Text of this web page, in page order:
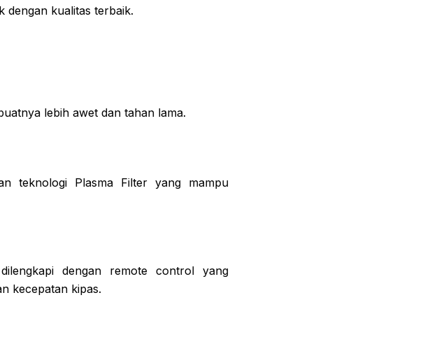
dengan kualitas terbaik.
lebih awet dan tahan lama.
teknologi Plasma Filter yang mampu
dengan remote control yang
kecepatan kipas.